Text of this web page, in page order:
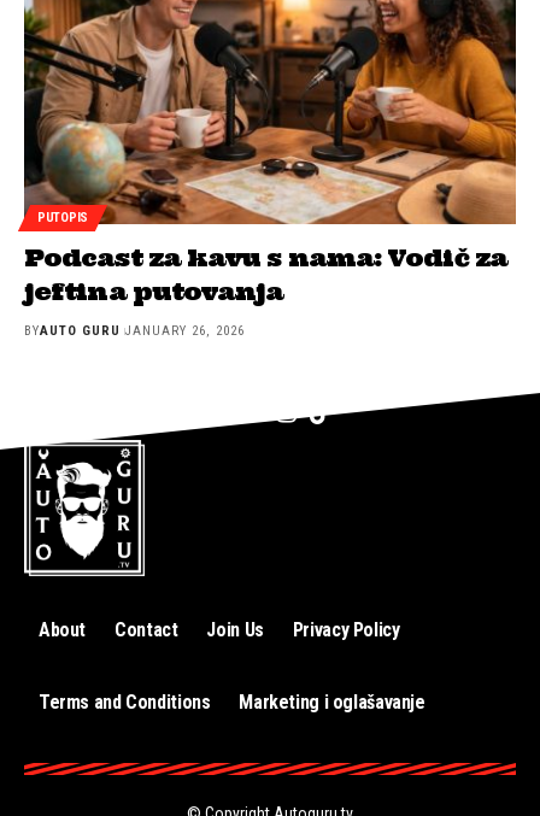
PUTOPIS
Podcast za kavu s nama: Vodič za
jeftina putovanja
BYAUTO GURU JANUARY 26, 2026
About Contact Join Us Privacy Policy
Terms and Conditions Marketing i oglašavanje